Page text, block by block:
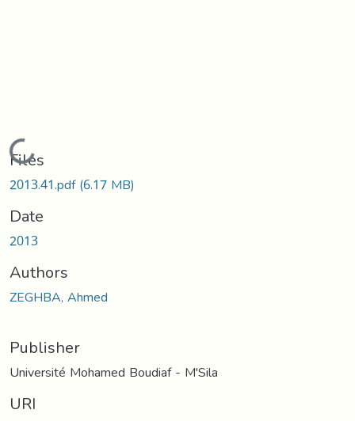
Loading...
Files
2013.41.pdf(6.17 MB)
Date
2013
Authors
ZEGHBA, Ahmed
Publisher
Université Mohamed Boudiaf - M'Sila
URI